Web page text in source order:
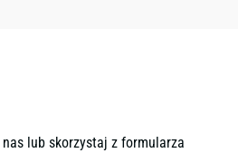
lub skorzystaj z formularza